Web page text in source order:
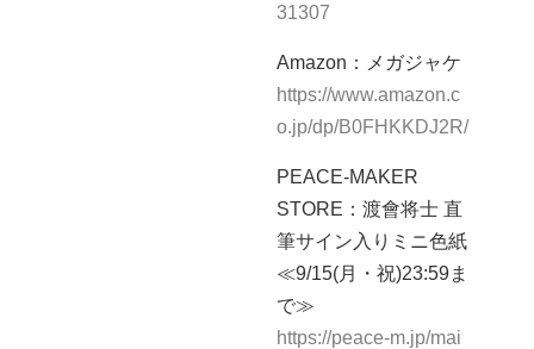
31307
Amazon：メガジャケ
https://www.amazon.c
o.jp/dp/B0FHKKDJ2R/
PEACE-MAKER
STORE：渡會将士 直
筆サイン入りミニ色紙
≪9/15(月・祝)23:59ま
で≫
https://peace-m.jp/mai